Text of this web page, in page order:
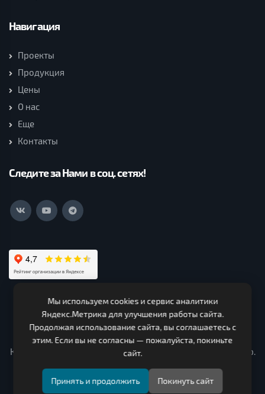
Навигация
Проекты
Продукция
Цены
О нас
Еще
Контакты
Следите за Нами в соц. сетях!
ООО Нагорская Лесная Компания (c) 2026. Все права
защищены.
ИНН 4319000330 ОГРН 1124303000150. Адрес 613260,
Кировская область, Нагорский район, Чеглаковское с/п ур.
Мы используем cookies и сервис аналитики
Яндекс.Метрика для улучшения работы сайта.
Продолжая использование сайта, вы соглашаетесь с
этим. Если вы не согласны — пожалуйста, покиньте
сайт.
Принять и продолжить Покинуть сайт